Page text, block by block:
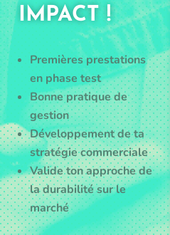
IMPACT !
Premières prestations
en phase test
Bonne pratique de
gestion
Développement de ta
stratégie commerciale
Valide ton approche de
la durabilité sur le
marché